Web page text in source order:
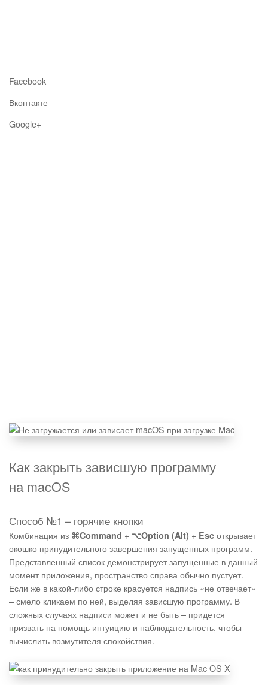
Facebook
Вконтакте
Google+
Как закрыть зависшую программу
на macOS
Способ №1 – горячие кнопки
Комбинация из ⌘Command + ⌥Option (Alt) + Esc открывает
окошко принудительного завершения запущенных программ.
Представленный список демонстрирует запущенные в данный
момент приложения, пространство справа обычно пустует.
Если же в какой-либо строке красуется надпись «не отвечает»
– смело кликаем по ней, выделяя зависшую программу. В
сложных случаях надписи может и не быть – придется
призвать на помощь интуицию и наблюдательность, чтобы
вычислить возмутителя спокойствия.